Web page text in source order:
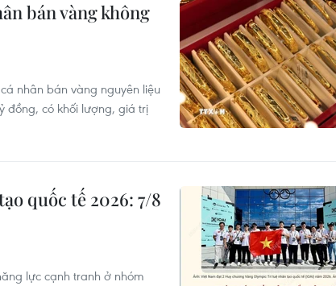
bán vàng không
nhân bán vàng nguyên liệu
đồng, có khối lượng, giá trị
quốc tế 2026: 7/8
lực cạnh tranh ở nhóm